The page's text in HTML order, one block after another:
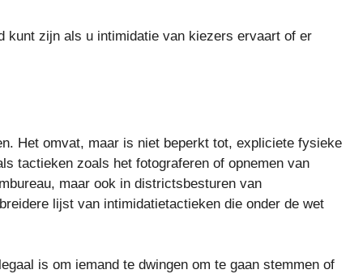
kunt zijn als u intimidatie van kiezers ervaart of er
Het omvat, maar is niet beperkt tot, expliciete fysieke
tactieken zoals het fotograferen of opnemen van
maar ook in districtsbesturen van
lijst van intimidatietactieken die onder de wet
is om iemand te dwingen om te gaan stemmen of